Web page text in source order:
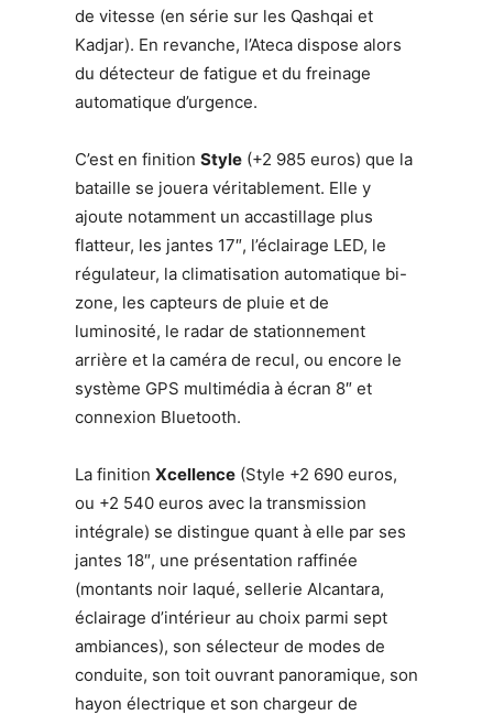
de vitesse (en série sur les Qashqai et
Kadjar). En revanche, l’Ateca dispose alors
du détecteur de fatigue et du freinage
automatique d’urgence.
C’est en finition Style (+2 985 euros) que la
bataille se jouera véritablement. Elle y
ajoute notamment un accastillage plus
flatteur, les jantes 17″, l’éclairage LED, le
régulateur, la climatisation automatique bi-
zone, les capteurs de pluie et de
luminosité, le radar de stationnement
arrière et la caméra de recul, ou encore le
système GPS multimédia à écran 8″ et
connexion Bluetooth.
La finition Xcellence (Style +2 690 euros,
ou +2 540 euros avec la transmission
intégrale) se distingue quant à elle par ses
jantes 18″, une présentation raffinée
(montants noir laqué, sellerie Alcantara,
éclairage d’intérieur au choix parmi sept
ambiances), son sélecteur de modes de
conduite, son toit ouvrant panoramique, son
hayon électrique et son chargeur de